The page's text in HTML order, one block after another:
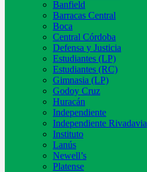
Banfield
Barracas Central
Boca
Central Córdoba
Defensa y Justicia
Estudiantes (LP)
Estudiantes (RC)
Gimnasia (LP)
Godoy Cruz
Huracán
Independiente
Independiente Rivadavia
Instituto
Lanús
Newell’s
Platense